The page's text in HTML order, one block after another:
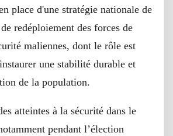
place d'une stratégie nationale de
redéploiement des forces de
maliennes, dont le rôle est
une stabilité durable et
de la population.
atteintes à la sécurité dans le
pendant l’élection